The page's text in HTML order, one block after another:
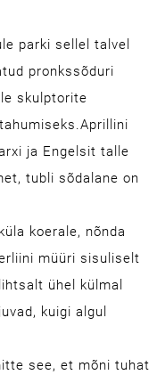
parki sellel talvel
pronkssõduri
skulptorite
ja Engelsit talle
tubli sõdalane on
koerale, nõnda
müüri sisuliselt
ühel külmal
kuigi algul
see, et mõni tuhat